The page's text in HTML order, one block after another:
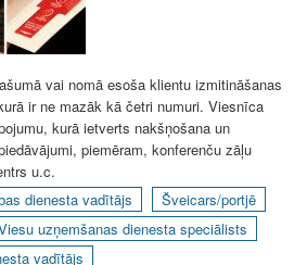
vai nomā esoša klientu izmitināšanas
ir ne mazāk kā četri numuri. Viesnīca
kurā ietverts nakšņošana un
piemēram, konferenču zāļu
u.c.
dienesta vadītājs
Šveicars/portjē
uzņemšanas dienesta speciālists
vadītājs